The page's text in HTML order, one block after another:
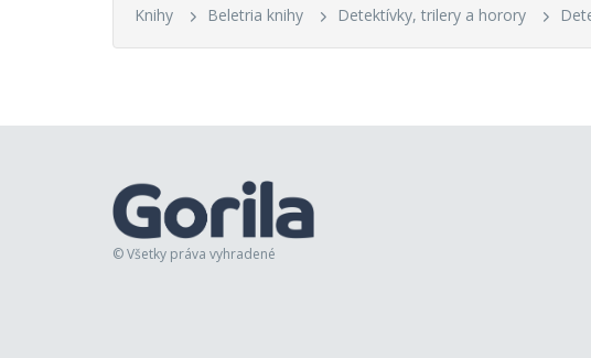
34.Tajomný závoj
Konečne
Časová
Z osemdesiatych
Knihy Beletria knihy Detektívky, trilery a horory
© Všetky práva vyhradené